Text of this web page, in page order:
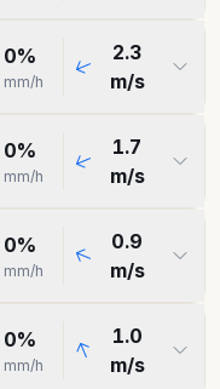
0%
mm/h
2.3
m/s
0%
mm/h
1.7
m/s
0%
mm/h
0.9
m/s
0%
mm/h
1.0
m/s